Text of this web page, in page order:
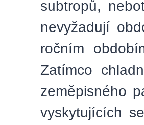
subtropů,
nevyžadují
ročním
Zatímco
zeměpisného
vyskytujících